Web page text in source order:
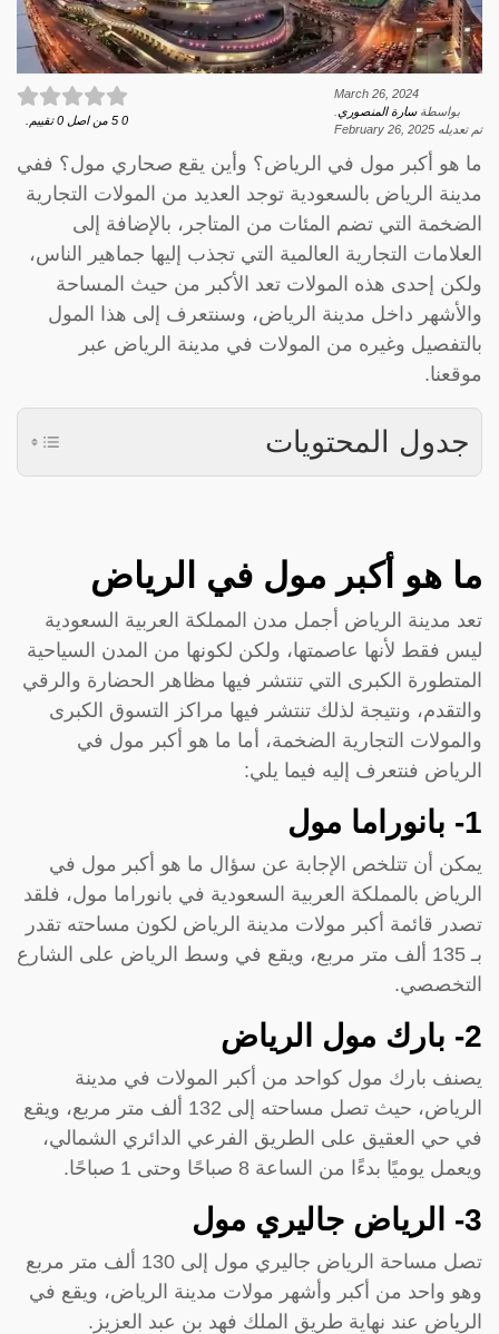
March 26, 2024
بواسطةسارة المنصوري
تم تعديله February 26, 2025
0
5 من اصل 0 تقييم.
ما هو أكبر مول في الرياض؟ وأين يقع صحاري مول؟ ففي
مدينة الرياض بالسعودية توجد العديد من المولات التجارية
الضخمة التي تضم المئات من المتاجر، بالإضافة إلى
العلامات التجارية العالمية التي تجذب إليها جماهير الناس،
ولكن إحدى هذه المولات تعد الأكبر من حيث المساحة
والأشهر داخل مدينة الرياض، وسنتعرف إلى هذا المول
بالتفصيل وغيره من المولات في مدينة الرياض عبر
موقعنا.
جدول المحتويات
ما هو أكبر مول في الرياض
تعد مدينة الرياض أجمل مدن المملكة العربية السعودية
ليس فقط لأنها عاصمتها، ولكن لكونها من المدن السياحية
المتطورة الكبرى التي تنتشر فيها مظاهر الحضارة والرقي
والتقدم، ونتيجة لذلك تنتشر فيها مراكز التسوق الكبرى
والمولات التجارية الضخمة، أما ما هو أكبر مول في
الرياض فنتعرف إليه فيما يلي:
1- بانوراما مول
يمكن أن تتلخص الإجابة عن سؤال ما هو أكبر مول في
الرياض بالمملكة العربية السعودية في بانوراما مول، فلقد
تصدر قائمة أكبر مولات مدينة الرياض لكون مساحته تقدر
بـ 135 ألف متر مربع، ويقع في وسط الرياض على الشارع
التخصصي.
2- بارك مول الرياض
يصنف بارك مول كواحد من أكبر المولات في مدينة
الرياض، حيث تصل مساحته إلى 132 ألف متر مربع، ويقع
في حي العقيق على الطريق الفرعي الدائري الشمالي،
ويعمل يوميًا بدءًا من الساعة 8 صباحًا وحتى 1 صباحًا.
3- الرياض جاليري مول
تصل مساحة الرياض جاليري مول إلى 130 ألف متر مربع
وهو واحد من أكبر وأشهر مولات مدينة الرياض، ويقع في
الرياض عند نهاية طريق الملك فهد بن عبد العزيز.